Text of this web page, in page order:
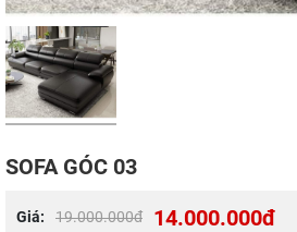
SOFA GÓC 03
Giá: 19.000.000đ 14.000.000đ